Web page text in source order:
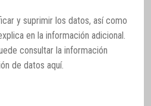
y suprimir los datos, así como
en la información adicional.
consultar la información
de datos aquí.